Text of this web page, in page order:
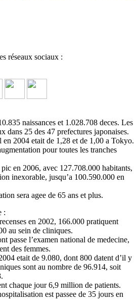
réseaux sociaux :
naissances et 1.028.708 deces. Les
dans 25 des 47 prefectures japonaises.
2004 etait de 1,28 et de 1,00 a Tokyo.
pour toutes les tranches
en 2006, avec 127.708.000 habitants,
inexorable, jusqu’a 100.590.000 en
sera agee de 65 ans et plus.
:
en 2002, 166.000 pratiquent
au sein de cliniques.
passe l’examen national de medecine,
des femmes.
etait de 9.080, dont 800 datent d’il y
sont au nombre de 96.914, soit
chaque jour 6,9 million de patients.
est passee de 35 jours en